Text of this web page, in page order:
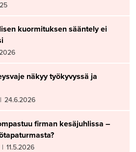
kuormituksen sääntely ei
näkyy työkyvyssä ja
| 24.6.2026
firman kesäjuhlissa –
| 11.5.2026